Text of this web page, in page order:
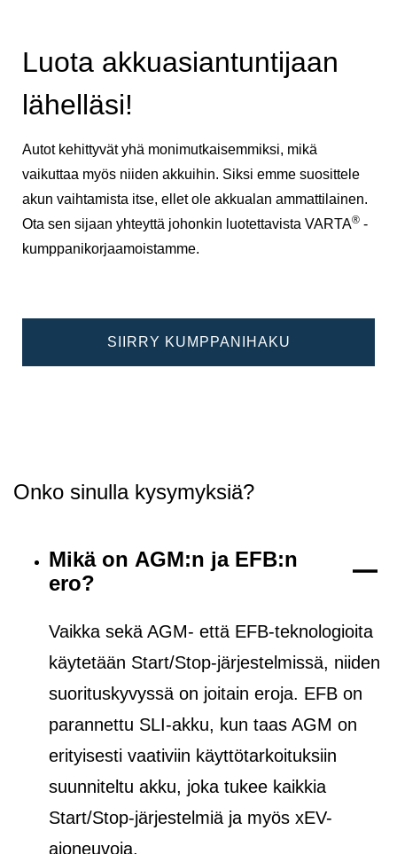
Luota akkuasiantuntijaan
lähelläsi!
Autot kehittyvät yhä monimutkaisemmiksi, mikä
vaikuttaa myös niiden akkuihin. Siksi emme suosittele
akun vaihtamista itse, ellet ole akkualan ammattilainen.
Ota sen sijaan yhteyttä johonkin luotettavista VARTA® -
kumppanikorjaamoistamme.
SIIRRY KUMPPANIHAKU
Onko sinulla kysymyksiä?
Mikä on AGM:n ja EFB:n
ero?
Vaikka sekä AGM- että EFB-teknologioita
käytetään Start/Stop-järjestelmissä, niiden
suorituskyvyssä on joitain eroja. EFB on
parannettu SLI-akku, kun taas AGM on
erityisesti vaativiin käyttötarkoituksiin
suunniteltu akku, joka tukee kaikkia
Start/Stop-järjestelmiä ja myös xEV-
ajoneuvoja.